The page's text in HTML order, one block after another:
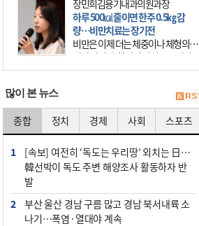
장민희김용기내과의원과장
하루 500㎉ 줄이면 한주 0.5㎏ 감
량…비만치료는 장기전
비만은 이제 더는 체중이나 체형의 문
제가 아니다. 하나의 질병으로 인지
하고 치료와 관리를 해야 한다. 세계
많이 본 뉴스
종합 정치 경제 사회 스포츠
1
[속보] 여전히 ‘독도는 우리땅’ 외치는 日…
韓선박이 독도 주변 해양조사 활동하자 반
발
2
부산 울산 경남 구름 많고 경남 북서내륙 소
나기…폭염·열대야 계속